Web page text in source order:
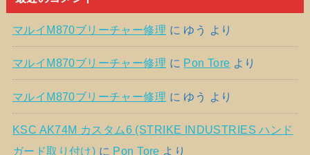
マルイM870ブリーチャー修理 に ゆう より
マルイM870ブリーチャー修理 に Pon Tore より
マルイM870ブリーチャー修理 に ゆう より
KSC AK74M カスタム6 (STRIKE INDUSTRIES ハンド
ガード取り付け) に Pon Tore より